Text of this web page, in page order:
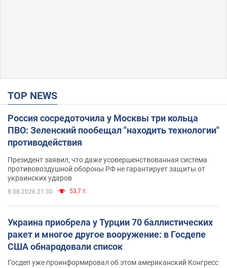
TOP NEWS
Россия сосредоточила у Москвы три кольца
ПВО: Зеленский пообещал "находить технологии"
противодействия
Президент заявил, что даже усовершенствованная система
противовоздушной обороны РФ не гарантирует защиты от
украинских ударов
8.08.2026 21:30 53,7 т.
Украина приобрела у Турции 70 баллистических
ракет и многое другое вооружение: в Госдепе
США обнародовали список
Госдеп уже проинформировал об этом американский Конгресс